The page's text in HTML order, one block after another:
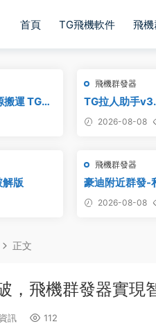
首頁 TG飛機軟件 飛
運 TG頻
飛機群發器
TG拉人助手
2026-08-08
版
飛機群發器
豪迪附近群發-
發,TG電報附
2026-08-08
正文
，飛機群發器實現
訊 112